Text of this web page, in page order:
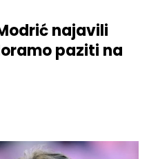
najavili
paziti na